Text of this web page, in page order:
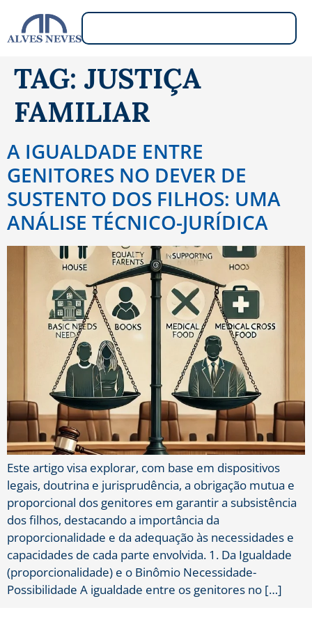
TAG: JUSTIÇA
FAMILIAR
A IGUALDADE ENTRE
GENITORES NO DEVER DE
SUSTENTO DOS FILHOS: UMA
ANÁLISE TÉCNICO-JURÍDICA
Este artigo visa explorar, com base em dispositivos
legais, doutrina e jurisprudência, a obrigação mutua e
proporcional dos genitores em garantir a subsistência
dos filhos, destacando a importância da
proporcionalidade e da adequação às necessidades e
capacidades de cada parte envolvida. 1. Da Igualdade
(proporcionalidade) e o Binômio Necessidade-
Possibilidade A igualdade entre os genitores no […]